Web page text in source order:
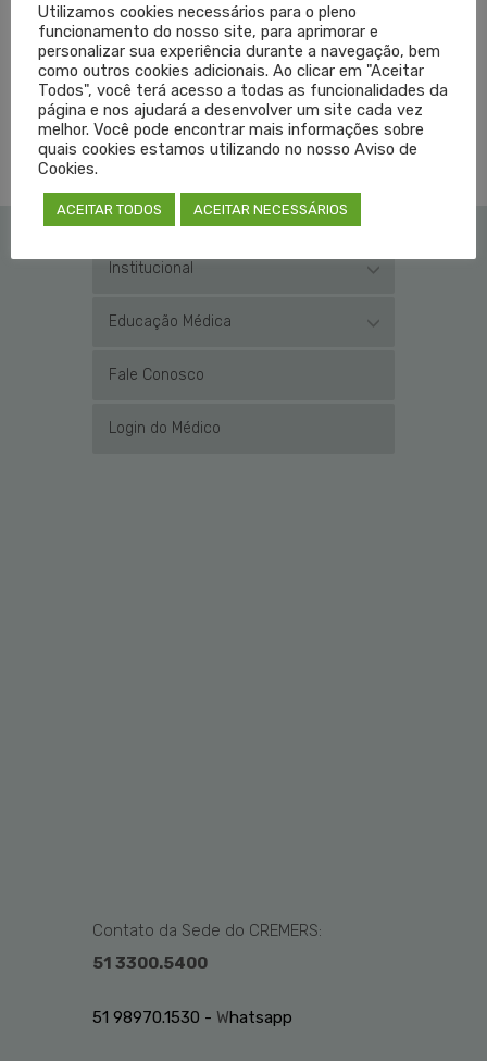
Envio do Termo de Adesão: até 12 de maio
Aula: dia 24 de maio, das 8h às 13h
TAGGED EM: CONSULTÓRIO SEGURO,CURSOS,EDUCAÇÃO MÉDICA CONTINUADA
Institucional
Educação Médica
Fale Conosco
Login do Médico
Contato da Sede do CREMERS:
51 3300.5400
51 98970.1530 - Whatsapp
Utilizamos cookies necessários para o pleno
funcionamento do nosso site, para aprimorar e
personalizar sua experiência durante a navegação, bem
como outros cookies adicionais. Ao clicar em "Aceitar
Todos", você terá acesso a todas as funcionalidades da
página e nos ajudará a desenvolver um site cada vez
melhor. Você pode encontrar mais informações sobre
quais cookies estamos utilizando no nosso Aviso de
Cookies.
ACEITAR TODOS ACEITAR NECESSÁRIOS